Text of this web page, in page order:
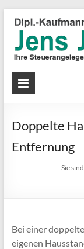
Doppelte
Entfernung
Sie
Bei einer
eigenen